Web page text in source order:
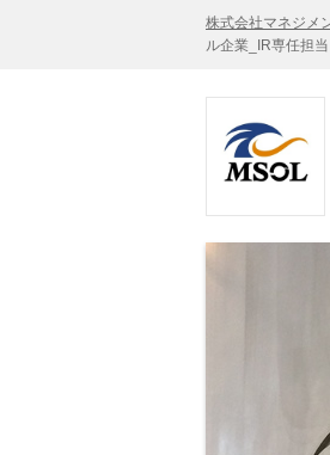
株式会社マネジメ
ル企業_IR専任担当